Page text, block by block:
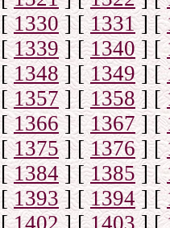
[1330] [1331] [
[1339] [1340] [
[1348] [1349] [
[1357] [1358] [
[1366] [1367] [
[1375] [1376] [
[1384] [1385] [
[1393] [1394] [
[1402] [1403] [